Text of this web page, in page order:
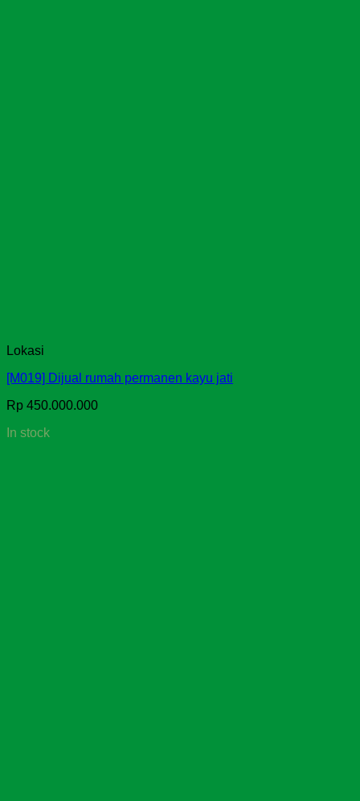
Lokasi
[M019] Dijual rumah permanen kayu jati
Rp 450.000.000
In stock